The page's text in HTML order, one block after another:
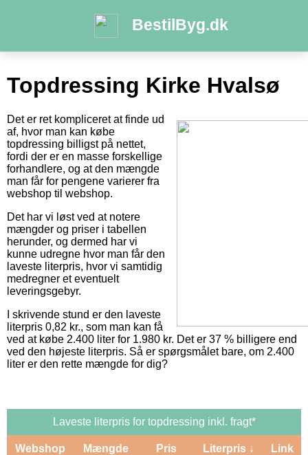
BestilByg.dk
Topdressing Kirke Hvalsø
Det er ret kompliceret at finde ud
af, hvor man kan købe
topdressing billigst på nettet,
fordi der er en masse forskellige
forhandlere, og at den mængde
man får for pengene varierer fra
webshop til webshop.
Det har vi løst ved at notere
mængder og priser i tabellen
herunder, og dermed har vi
kunne udregne hvor man får den
laveste literpris, hvor vi samtidig
medregner et eventuelt
leveringsgebyr.
I skrivende stund er den laveste
literpris 0,82 kr., som man kan få
ved at købe 2.400 liter for 1.980 kr. Det er 37 % billigere end
ved den højeste literpris. Så er spørgsmålet bare, om 2.400
liter er den rette mængde for dig?
Laveste literpris for topdressing inkl. fragt*
Webshop Mængde Pris Literpris ↓ Link